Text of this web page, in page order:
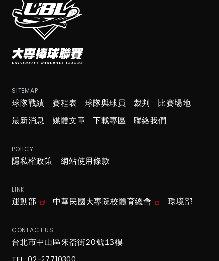
SITEMAP
球隊戰績 賽程表 球隊與球員 裁判
比賽場地
最新消息
媒體文章 下載專區 聯絡我們
POLICY
隱私權政策 網站使用條款
LINK
運動部 中華民國大專院校體育總會 環境部
CONTACT US
台北市中山區朱崙街20號13樓
TEL: 02-27710300